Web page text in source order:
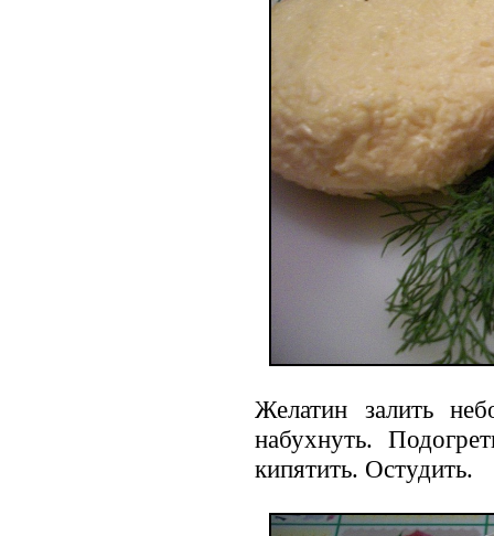
Желатин залить
набухнуть.
кипятить. Остудить.